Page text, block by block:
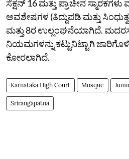
ಸೆಕ್ಷನ್‌ 16 ಮತ್ತು ಪ್ರಾಚೀನ ಸ್ಮಾರಕಗಳು
ಅವಶೇಷಗಳ (ತಿದ್ದುಪಡಿ ಮತ್ತು
ಮತ್ತು 8ರ ಉಲ್ಲಂಘನೆಯಾಗಿದೆ.
ನಿಯಮಗಳನ್ನು ಕಟ್ಟುನಿಟ್ಟಾಗಿ
ಕೋರಲಾಗಿದೆ.
Karnataka High Court Mosque
Srirangapatna